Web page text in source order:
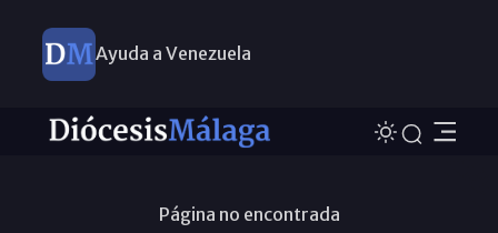
Ayuda a Venezuela
Nuevos nombramientos
Página no encontrada